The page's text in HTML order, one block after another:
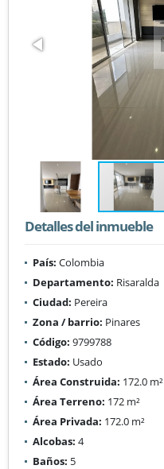
Detalles del inmueble
País: Colombia
Departamento: Risaralda
Ciudad: Pereira
Zona / barrio: Pinares
Código: 9799788
Estado: Usado
Área Construida: 172.0 m²
Área Terreno: 172 m²
Área Privada: 172.0 m²
Alcobas: 4
Baños: 5